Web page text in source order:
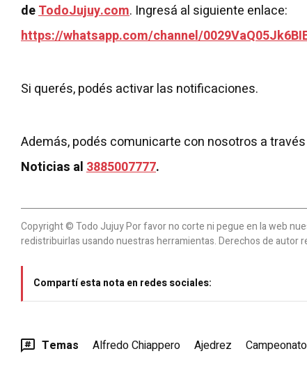
deTodoJujuy.com. Ingresá al siguiente enlace:
https://whatsapp.com/channel/
Si querés, podés activar las notificaciones.
Además, podés comunicarte con nosotros a
Noticias al3885007777.
Copyright © Todo Jujuy Por favor no corte ni pegue en la web
redistribuirlas usando nuestras herramientas. Derechos de autor
Compartí esta nota en redes sociales:
Temas Alfredo Chiappero Ajedrez